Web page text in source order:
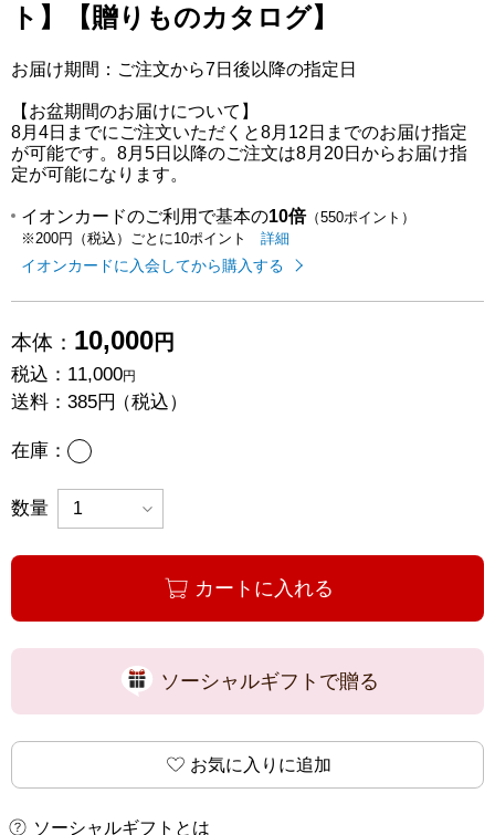
ト】【贈りものカタログ】
お届け期間：ご注文から7日後以降の指定日
【お盆期間のお届けについて】
8月4日までにご注文いただくと8月12日までのお届け指定
が可能です。8月5日以降のご注文は8月20日からお届け指
定が可能になります。
イオンカードのご利用で基本の10倍（550ポイント）
※200円（税込）ごとに10ポイント
イオンカードのご利用でたまるポイ
詳細
イオンカードに入会してから購入する
本体： 10,000円
税込： 11,000円
送料： 385円（税込）
在庫： あり
数量
カートに入れる
ソーシャルギフトで贈る
お気に入りに追加
ソーシャルギフトとは